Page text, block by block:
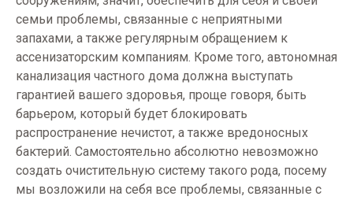
семьи проблемы, связанные с неприятными
запахами, а также регулярным обращением к
ассенизаторским компаниям. Кроме того, автономная
канализация частного дома должна выступать
гарантией вашего здоровья, проще говоря, быть
барьером, который будет блокировать
распространение нечистот, а также вредоносных
бактерий. Самостоятельно абсолютно невозможно
создать очистительную систему такого рода, посему
мы возложили на себя все проблемы, связанные с